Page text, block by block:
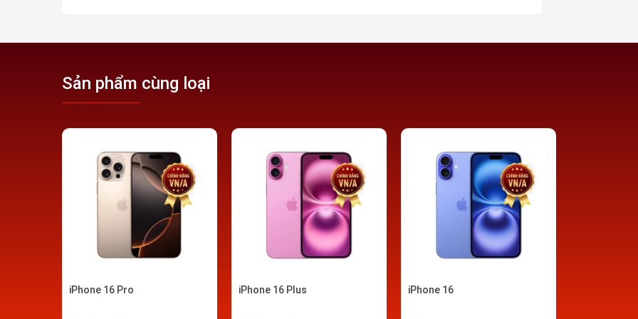
tác chụp ảnh và quay video với các tính năng điều khiển cảm ứng và tích hợp với các ứng
Màn hình của iPhone 16 series tiếp tục sử dụng công nghệ Dynamic Island từ iPhone 15,
hình ảnh sống động và mượt mà. Đặc biệt, các phiên bản iPhone 16 Pro và Pro Max hỗ trợ
Sản phẩm cùng loại
iPhone 16 Pro iPhone 16 Plus iPhone 16